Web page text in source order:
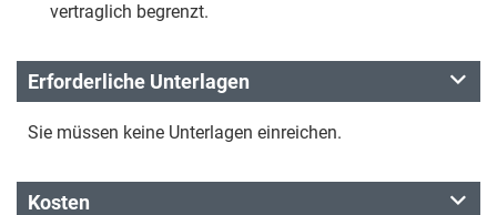
vertraglich begrenzt.
Erforderliche Unterlagen
Sie müssen keine Unterlagen einreichen.
Kosten